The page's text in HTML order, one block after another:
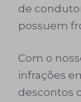
de
possuem
Com o
infrações
descontos